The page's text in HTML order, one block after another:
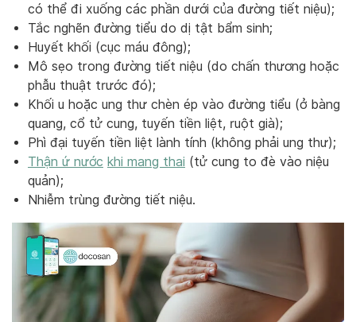
có thể đi xuống các phần dưới của đường tiết niệu);
Tắc nghẽn đường tiểu do dị tật bẩm sinh;
Huyết khối (cục máu đông);
Mô sẹo trong đường tiết niệu (do chấn thương hoặc
phẫu thuật trước đó);
Khối u hoặc ung thư chèn ép vào đường tiểu (ở bàng
quang, cổ tử cung, tuyến tiền liệt, ruột già);
Phì đại tuyến tiền liệt lành tính (không phải ung thư);
Thận ứ nước khi mang thai (tử cung to đè vào niệu
quản);
Nhiễm trùng đường tiết niệu.